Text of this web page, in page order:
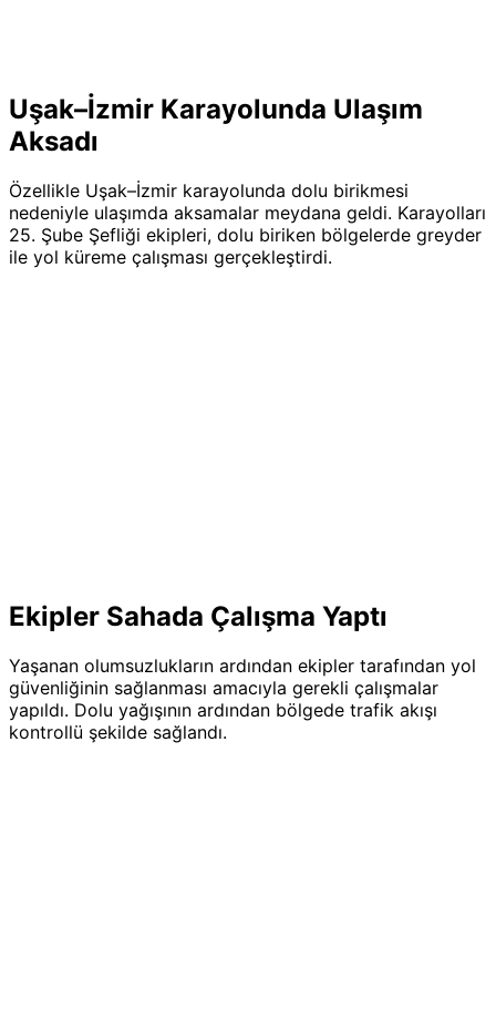
Uşak–İzmir Karayolunda Ulaşım
Aksadı
Özellikle Uşak–İzmir karayolunda dolu birikmesi
nedeniyle ulaşımda aksamalar meydana geldi. Karayolları
25. Şube Şefliği ekipleri, dolu biriken bölgelerde greyder
ile yol küreme çalışması gerçekleştirdi.
Ekipler Sahada Çalışma Yaptı
Yaşanan olumsuzlukların ardından ekipler tarafından yol
güvenliğinin sağlanması amacıyla gerekli çalışmalar
yapıldı. Dolu yağışının ardından bölgede trafik akışı
kontrollü şekilde sağlandı.